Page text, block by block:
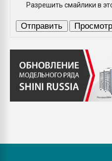
Разрешить смайлики в